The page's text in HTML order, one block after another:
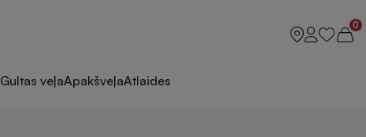
0
Gultas veļaApakšveļaAtlaides